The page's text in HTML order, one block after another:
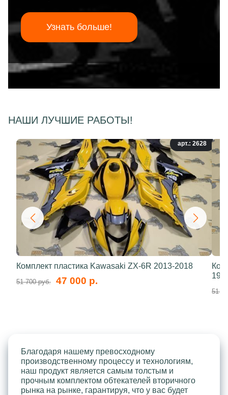
Узнать больше!
НАШИ ЛУЧШИЕ РАБОТЫ!
арт.: 2628
Комплект пластика Kawasaki ZX-6R 2013-2018
51 700 руб. 47 000 р.
51
Благодаря нашему превосходному
производственному процессу и технологиям,
наш продукт является самым толстым и
прочным комплектом обтекателей вторичного
рынка на рынке, гарантируя, что у вас будет